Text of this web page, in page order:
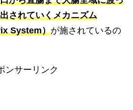
されていくメカニズム
System）が施されているの
ンサーリンク